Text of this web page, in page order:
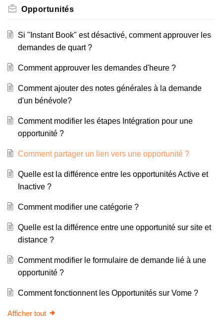
Opportunités
Si "Instant Book" est désactivé, comment approuver les
demandes de quart ?
Comment approuver les demandes d'heure ?
Comment ajouter des notes générales à la demande
d'un bénévole?
Comment modifier les étapes Intégration pour une
opportunité ?
Comment partager un lien vers une opportunité ?
Quelle est la différence entre les opportunités Active et
Inactive ?
Comment modifier une catégorie ?
Quelle est la différence entre une opportunité sur site et
distance ?
Comment modifier le formulaire de demande lié à une
opportunité ?
Comment fonctionnent les Opportunités sur Vome ?
Afficher tout